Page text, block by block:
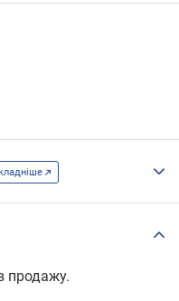
продажу.